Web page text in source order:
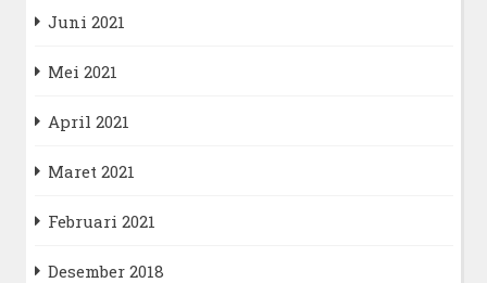
Juni 2021
Mei 2021
April 2021
Maret 2021
Februari 2021
Desember 2018